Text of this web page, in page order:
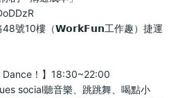
48號10樓（𝗪𝗼𝗿𝗸𝗙𝘂𝗻工作趣）捷運
！】18:30~22:00
social聽音樂、跳跳舞、喝點小